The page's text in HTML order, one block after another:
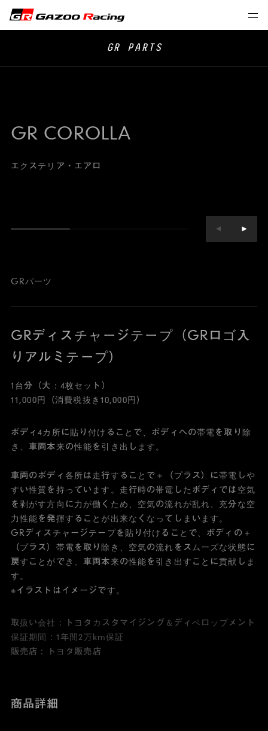
GR PARTS
GR COROLLA
エクステリア・エアロ
GRパーツ
GRディスチャージテープ（GRロゴ入
りアルミテープ）
1台分（大：4枚セット）
11,000円（消費税抜き10,000円）
ボディ4カ所に貼り付けることで、ボディへの帯電を取り除
き、車両本来の性能を引き出します。
車両のボディ各所は走行することで＋（プラス）に帯電しや
すい性質を持っています。走行時の帯電したボディでは空気
を剥がす方向に力が働くため、空気の流れが乱れ、充分な空
力性能を発揮することが出来なくなってしまいます。
GRディスチャージテープを貼り付けることで、ボディの＋
（プラス）帯電を取り除き、空気の流れをスムーズな状態に
戻すことができ、車両本来の性能を引き出すことに貢献しま
す。
※イラストはイメージです。
取扱い会社 : トヨタカスタマイジング＆ディベロップメント
保証期間 : 1年間2万km保証
販売店 : トヨタ販売店
商品詳細